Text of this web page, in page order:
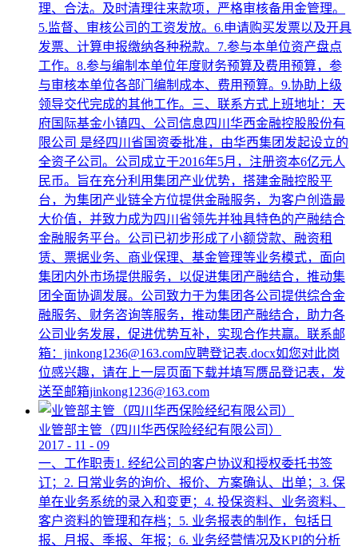
理、合法。及时清理往来款项，严格审核备用金管理。
5.监督、审核公司的工资发放。6.申请购买发票以及开具
发票、计算申报缴纳各种税款。7.参与本单位资产盘点
工作。8.参与编制本单位年度财务预算及费用预算，参
与审核本单位各部门编制成本、费用预算。9.协助上级
领导交代完成的其他工作。三、联系方式上班地址：天
府国际基金小镇四、公司信息四川华西金融控股股份有
限公司 是经四川省国资委批准，由华西集团发起设立的
全资子公司。公司成立于2016年5月，注册资本6亿元人
民币。旨在充分利用集团产业优势，搭建金融控股平
台，为集团产业链全方位提供金融服务，为客户创造最
大价值，并致力成为四川省领先并独具特色的产融结合
金融服务平台。公司已初步形成了小额贷款、融资租
赁、票据业务、商业保理、基金管理等业务模式，面向
集团内外市场提供服务，以促进集团产融结合，推动集
团全面协调发展。公司致力于为集团各公司提供综合金
融服务、财务咨询等服务，推动集团产融结合，助力各
公司业务发展，促进优势互补，实现合作共赢。联系邮
箱：jinkong1236@163.com应聘登记表.docx如您对此岗
位感兴趣，请在上一层页面下载并填写赝品登记表，发
送至邮箱jinkong1236@163.com
业管部主管（四川华西保险经纪有限公司）
2017 - 11 - 09
一、工作职责1. 经纪公司的客户协议和授权委托书签
订；2. 日常业务的询价、报价、方案确认、出单；3. 保
单在业务系统的录入和变更；4. 投保资料、业务资料、
客户资料的管理和存档；5. 业务报表的制作，包括日
报、月报、季报、年报；6. 业务经营情况及KPI的分析